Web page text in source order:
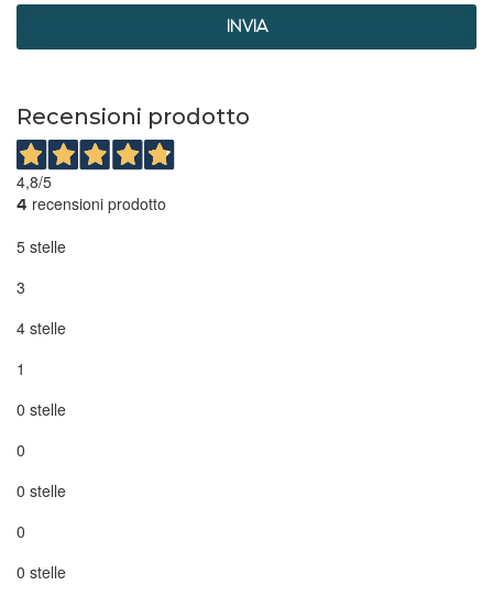
INVIA
Recensioni prodotto
4,8/5
4 recensioni prodotto
5 stelle
3
4 stelle
1
0 stelle
0
0 stelle
0
0 stelle